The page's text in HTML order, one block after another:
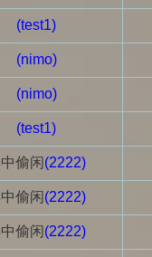
(test1)
(nimo)
(nimo)
(test1)
偷闲 (2222)
偷闲 (2222)
偷闲 (2222)